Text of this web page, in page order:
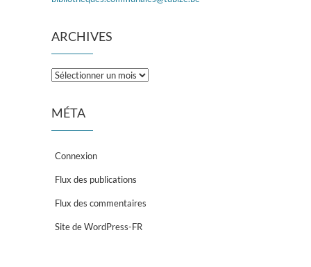
ARCHIVES
Archives
MÉTA
Connexion
Flux des publications
Flux des commentaires
Site de WordPress-FR